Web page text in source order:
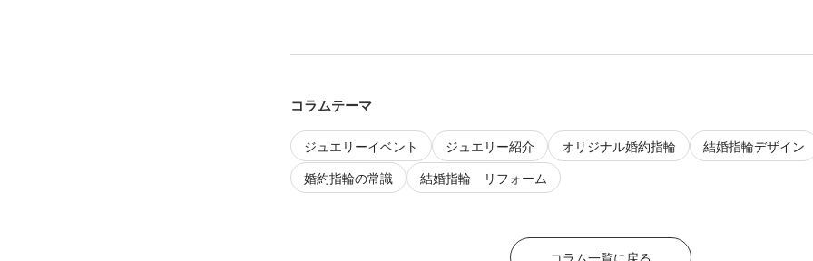
コラムテーマ
ジュエリーイベント ジュエリー紹介 オリジナル婚約指輪
結婚指輪デザイン
婚約指輪の常識
結婚指輪 リフォーム